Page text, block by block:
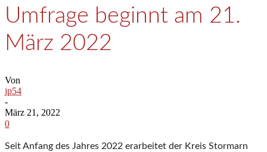
Umfrage beginnt am 21.
März 2022
Von
jp54
-
März 21, 2022
0
Seit Anfang des Jahres 2022 erarbeitet der Kreis Stormarn